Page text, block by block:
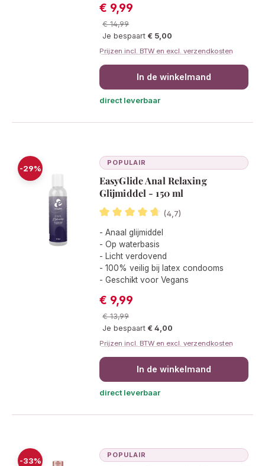
Verkoopprijs:
€ 9,99
Normale prijs:
€ 14,99
Je bespaart € 5,00
Prijzen incl. BTW en excl. verzendkosten
In de winkelmand
direct leverbaar
-29%
POPULAIR
EasyGlide Anal Relaxing
Glijmiddel - 150 ml
(4,7)
Gemiddelde waardering van 4.6 van
- Anaal glijmiddel
- Op waterbasis
- Licht verdovend
- 100% veilig bij latex condooms
- Geschikt voor Vegans
Verkoopprijs:
€ 9,99
Normale prijs:
€ 13,99
Je bespaart € 4,00
Prijzen incl. BTW en excl. verzendkosten
In de winkelmand
direct leverbaar
-33%
POPULAIR